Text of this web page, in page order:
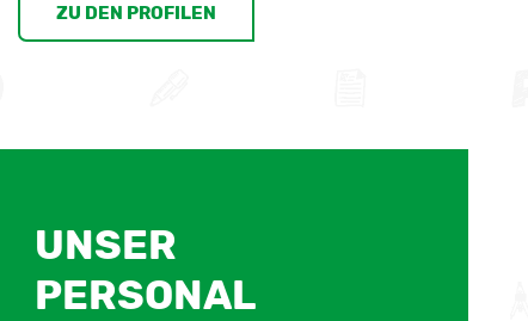
ZU DEN PROFILEN
UNSER
PERSONAL